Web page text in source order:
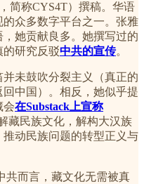
，简称CYS4T）撰稿。华语
的众多数字平台之一。张雅
她贡献良多。她撰写过的
的研究反驳中共的宣传。
未鼓吹分裂主义（真正的
中国）。相反，她似乎提
会在Substack上宣称
藏民族文化，解构大汉族
动民族问题的转型正义与
共而言，藏文化无需被真